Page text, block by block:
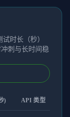
时长（秒）
刺与长时间稳
) API 类型